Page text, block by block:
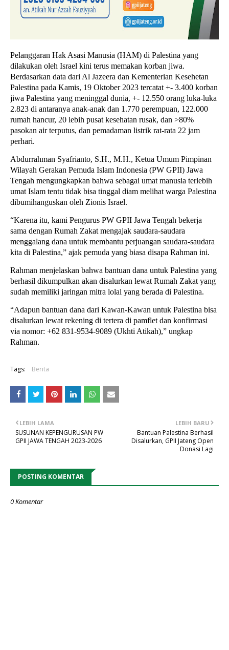
Pelanggaran Hak Asasi Manusia (HAM) di Palestina yang
dilakukan oleh Israel kini terus memakan korban jiwa.
Berdasarkan data dari Al Jazeera dan Kementerian Kesehetan
Palestina pada Kamis, 19 Oktober 2023 tercatat +- 3.400 korban
jiwa Palestina yang meninggal dunia, +- 12.550 orang luka-luka
2.823 di antaranya anak-anak dan 1.770 perempuan, 122.000
rumah hancur, 20 lebih pusat kesehatan rusak, dan >80%
pasokan air terputus, dan pemadaman listrik rat-rata 22 jam
perhari.
Abdurrahman Syafrianto, S.H., M.H., Ketua Umum Pimpinan
Wilayah Gerakan Pemuda Islam Indonesia (PW GPII) Jawa
Tengah mengungkapkan bahwa sebagai umat manusia terlebih
umat Islam tentu tidak bisa tinggal diam melihat warga Palestina
dibumihanguskan oleh Zionis Israel.
“Karena itu, kami Pengurus PW GPII Jawa Tengah bekerja
sama dengan Rumah Zakat mengajak saudara-saudara
menggalang dana untuk membantu perjuangan saudara-saudara
kita di Palestina,” ajak pemuda yang biasa disapa Rahman ini.
Rahman menjelaskan bahwa bantuan dana untuk Palestina yang
berhasil dikumpulkan akan disalurkan lewat Rumah Zakat yang
sudah memiliki jaringan mitra lolal yang berada di Palestina.
“Adapun bantuan dana dari Kawan-Kawan untuk Palestina bisa
disalurkan lewat rekening di tertera di pamflet dan konfirmasi
via nomor: +62 831-9534-9089 (Ukhti Atikah),” ungkap
Rahman.
Tags: Berita
LEBIH BARU
Bantuan Palestina Berhasil
Disalurkan, GPII Jateng Open
Donasi Lagi
LEBIH LAMA
SUSUNAN KEPENGURUSAN PW
GPII JAWA TENGAH 2023-2026
POSTING KOMENTAR
0 Komentar